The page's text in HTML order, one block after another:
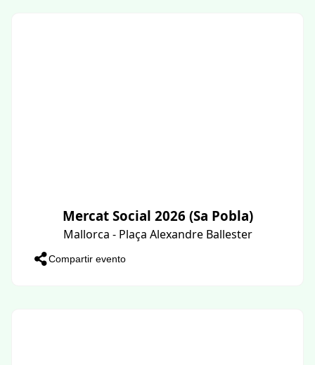
Mercat Social 2026 (Sa Pobla)
Mallorca - Plaça Alexandre Ballester
Compartir evento